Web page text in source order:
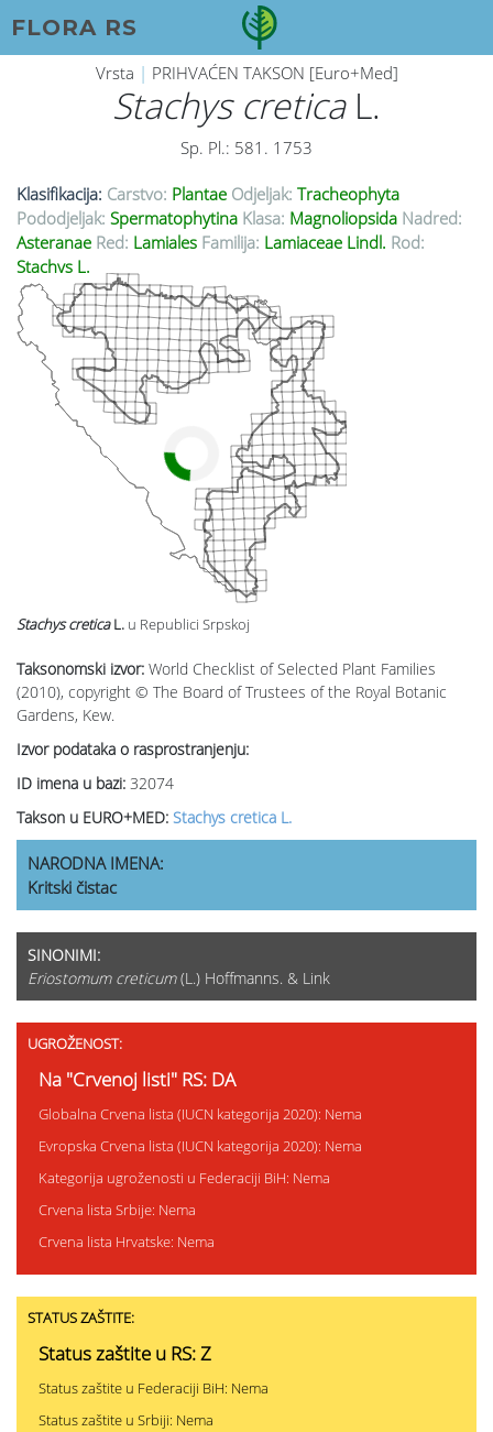
FLORA RS
Vrsta | PRIHVAĆEN TAKSON [Euro+Med]
Stachys creticaL.
Sp. Pl.: 581. 1753
Klasifikacija: Carstvo: Plantae Odjeljak: Tracheophyta
Pododjeljak: Spermatophytina Klasa: Magnoliopsida Nadred:
Asteranae Red: Lamiales Familija: Lamiaceae Lindl. Rod:
Stachys L.
Taksonomski izvor: World Checklist of Selected Plant Families
(2010), copyright © The Board of Trustees of the Royal Botanic
Gardens, Kew.
Izvor podataka o rasprostranjenju:
ID imena u bazi: 32074
Takson u EURO+MED: Stachys cretica L.
Stachys creticaL. u Republici Srpskoj
NARODNA IMENA:
Kritski čistac
SINONIMI:
Eriostomum creticum(L.) Hoffmanns. & Link
UGROŽENOST:
Na "Crvenoj listi" RS: DA
Globalna Crvena lista (IUCN kategorija 2020): Nema
Evropska Crvena lista (IUCN kategorija 2020): Nema
Kategorija ugroženosti u Federaciji BiH: Nema
Crvena lista Srbije: Nema
Crvena lista Hrvatske: Nema
STATUS ZAŠTITE:
Status zaštite u RS: Z
Status zaštite u Federaciji BiH: Nema
Status zaštite u Srbiji: Nema